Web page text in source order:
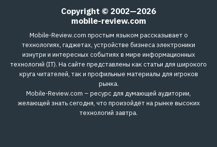
Copyright © 2002—2026
mobile-review.com
Mobile-Review.com простым языком рассказывает о
технологиях, гаджетах, устройстве бизнеса электроники
изнутри и интересных событиях в мире информационных
технологий (IT). На сайте представлены как статьи для широкого
круга читателей, так и профильные материалы для игроков
рынка.
Mobile-Review.com – ресурс для думающей аудитории,
желающей знать сегодня, что произойдёт на рынке высоких
технологий завтра.